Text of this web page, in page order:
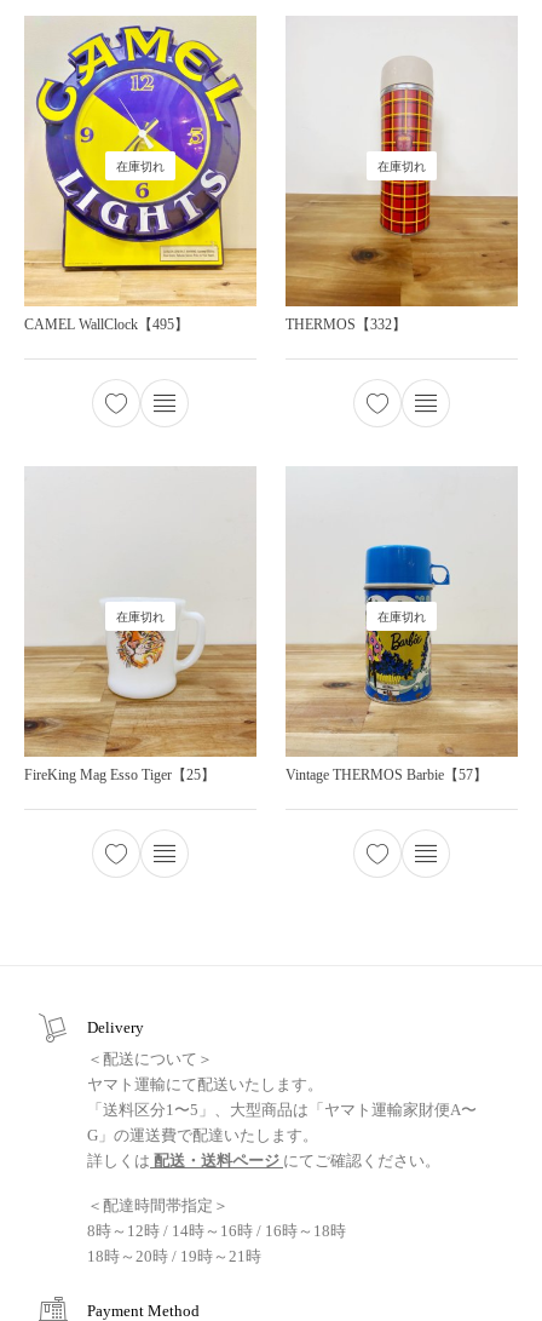
在庫切れ
CAMEL WallClock【495】
在庫切れ
THERMOS【332】
在庫切れ
FireKing Mag Esso Tiger【25】
在庫切れ
Vintage THERMOS Barbie【57】
Delivery
＜配送について＞
ヤマト運輸にて配送いたします。
「送料区分1〜5」、大型商品は「ヤマト運輸家財便A〜
G」の運送費で配達いたします。
詳しくは 配送・送料ページ にてご確認ください。
＜配達時間帯指定＞
8時～12時 / 14時～16時 / 16時～18時
18時～20時 / 19時～21時
Payment Method